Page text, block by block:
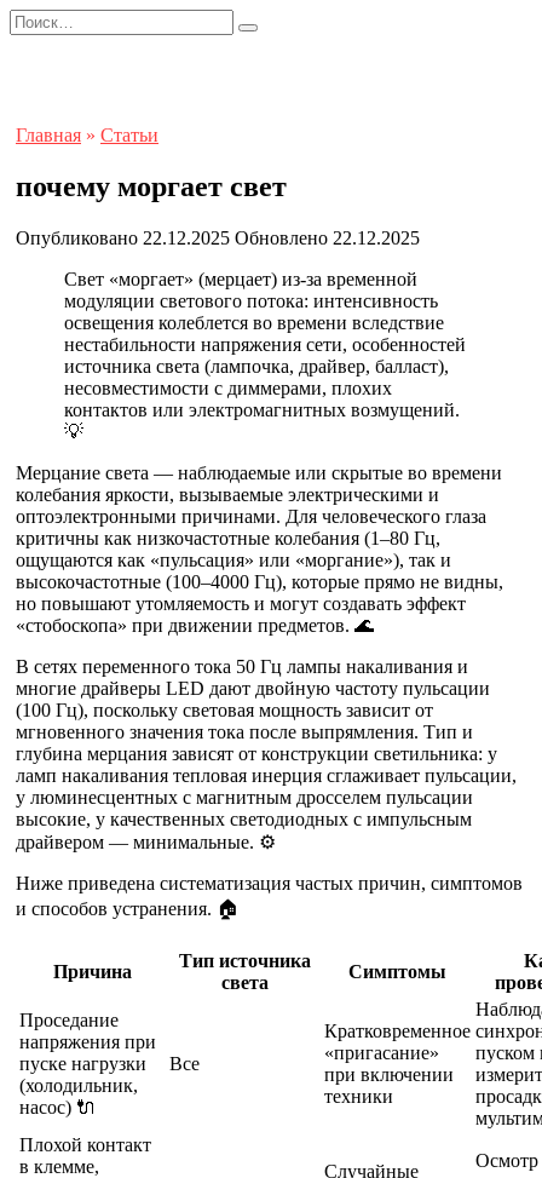
Перейти
к
Search
for:
Главная » Статьи
почему моргает свет
Опубликовано 22.12.2025 Обновлено 22.12.2025
Свет «моргает» (мерцает) из‑за временной
модуляции светового потока: интенсивность
освещения колеблется во времени вследствие
нестабильности напряжения сети, особенностей
источника света (лампочка, драйвер, балласт),
несовместимости с диммерами, плохих
контактов или электромагнитных возмущений.
💡
Мерцание света — наблюдаемые или скрытые во времени
колебания яркости, вызываемые электрическими и
оптоэлектронными причинами. Для человеческого глаза
критичны как низкочастотные колебания (1–80 Гц,
ощущаются как «пульсация» или «моргание»), так и
высокочастотные (100–4000 Гц), которые прямо не видны,
но повышают утомляемость и могут создавать эффект
«стобоскопа» при движении предметов. 🌊
В сетях переменного тока 50 Гц лампы накаливания и
многие драйверы LED дают двойную частоту пульсации
(100 Гц), поскольку световая мощность зависит от
мгновенного значения тока после выпрямления. Тип и
глубина мерцания зависят от конструкции светильника: у
ламп накаливания тепловая инерция сглаживает пульсации,
у люминесцентных с магнитным дросселем пульсации
высокие, у качественных светодиодных с импульсным
драйвером — минимальные. ⚙️
Ниже приведена систематизация частых причин, симптомов
и способов устранения. 🏠
Причина
Тип источника
света
Симптомы
Проседание
напряжения при
пуске нагрузки
(холодильник,
насос) 🔌
Все
Кратковременное
«пригасание»
при включении
техники
пуском
Плохой контакт
в клемме,
Случайные